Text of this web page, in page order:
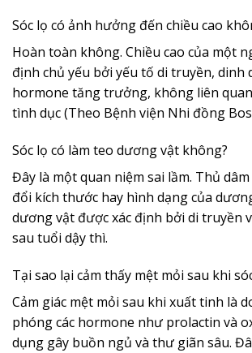
Sóc lọ có ảnh hưởng đến chiều cao
Hoàn toàn không. Chiều cao của một
định chủ yếu bởi yếu tố di truyền, dinh
hormone tăng trưởng, không liên
tình dục (Theo Bệnh viện Nhi đồng
Sóc lọ có làm teo dương vật không?
Đây là một quan niệm sai lầm. Thủ
đổi kích thước hay hình dạng của
dương vật được xác định bởi di truyền
sau tuổi dậy thì.
Tại sao lại cảm thấy mệt mỏi sau khi
Cảm giác mệt mỏi sau khi xuất tinh là
phóng các hormone như prolactin và
dụng gây buồn ngủ và thư giãn sâu.